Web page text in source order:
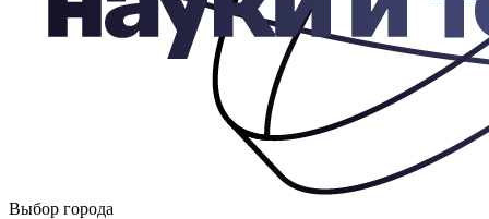
Выбор города